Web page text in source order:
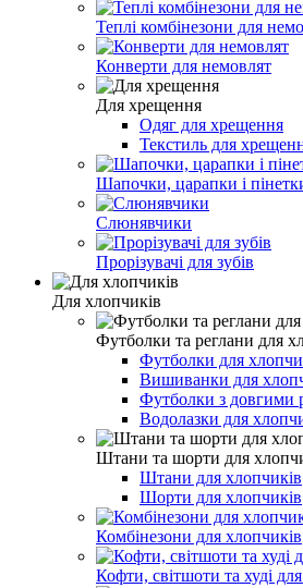
Теплі комбінезони для
Конверти для немовлят
Для хрещення
Одяг для хрещення
Текстиль для
Шапочки, царапки і
Слюнявчики
Прорізувачі для зубів
Для хлопчиків
Футболки та реглани для
Футболки для
Вишиванки для
Футболки з довгими
Водолазки для
Штани та шорти для
Штани для хлопчиків
Шорти для хлопчиків
Комбінезони для хлопчиків
Кофти, світшоти та худі